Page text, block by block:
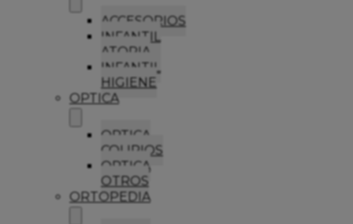
ACCESORIOS
INFANTIL
ATOPIA
INFANTIL
HIGIENE
OPTICA
OPTICA
COLIRIOS
OPTICA
OTROS
ORTOPEDIA